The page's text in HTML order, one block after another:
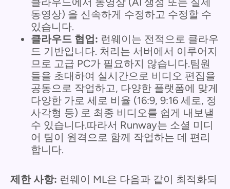
동영상) 을 신속하게 수정하고 수정할 수
있습니다.
클라우드 협업: 런웨이는 전적으로 클라우
드 기반입니다. 처리는 서버에서 이루어지
므로 고급 PC가 필요하지 않습니다.팀원
들을 초대하여 실시간으로 비디오 편집을
공동으로 작업하고, 다양한 플랫폼에 맞게
다양한 가로 세로 비율 (16:9, 9:16 세로, 정
사각형 등) 로 최종 비디오를 쉽게 내보낼
수 있습니다.따라서 Runway는 소셜 미디
어 팀이 원격으로 함께 작업하는 데 편리
합니다.
제한 사항: 런웨이 ML은 다음과 같이 최적화되